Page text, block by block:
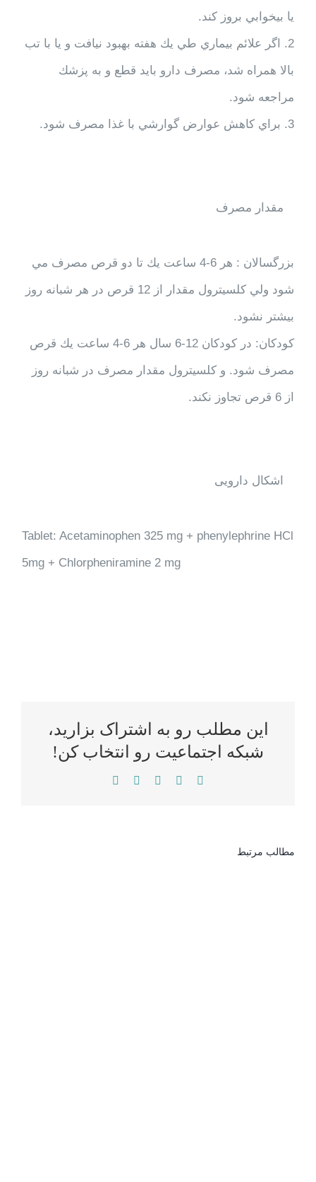
يا بيخوابي بروز كند.
2. اگر علائم بيماري طي يك هفته بهبود نيافت و يا با تب
بالا همراه شد، مصرف دارو بايد قطع و به پزشك
مراجعه شود.
3. براي كاهش عوارض گوارشي با غذا مصرف شود.
مقدار مصرف
بزرگسالان : هر 6-4 ساعت يك تا دو قرص مصرف مي
شود ولي كلسيترول مقدار از 12 قرص در هر شبانه روز
بيشتر نشود.
كودكان: در كودكان 12-6 سال هر 6-4 ساعت يك قرص
مصرف شود. و كلسيترول مقدار مصرف در شبانه روز
از 6 قرص تجاوز نكند.
اشکال دارویی
Tablet: Acetaminophen 325 mg + phenylephrine HCl
5mg + Chlorpheniramine 2 mg
این مطلب رو به اشتراک بزارید،
شبکه اجتماعیت رو انتخاب کن!
Facebook
Twitter
Reddit
LinkedIn
مطالب مرتبط